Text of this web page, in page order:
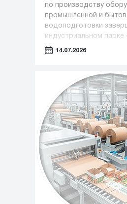
по производству
промышленной и
водоподготовки
индустриальном парке
Солнечногорском
14.07.2026